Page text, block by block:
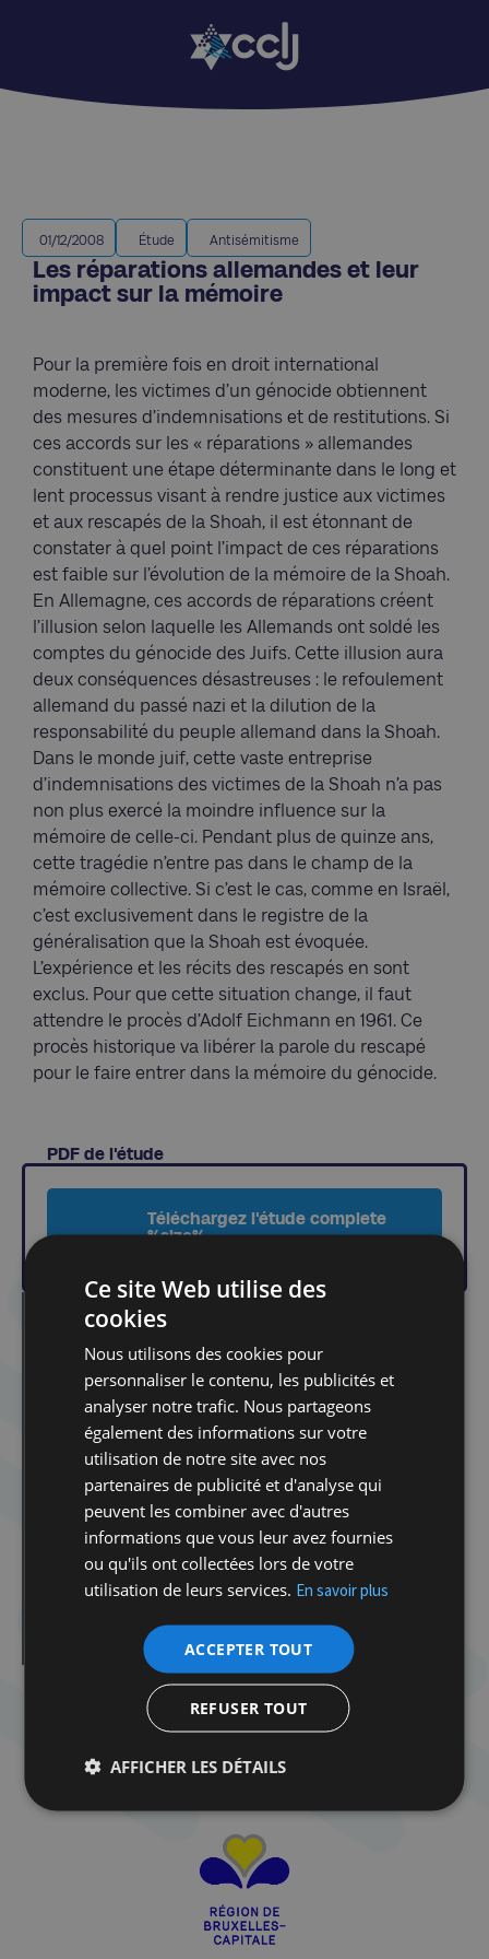
01/12/2008 Étude Antisémitisme
Les réparations allemandes et leur
impact sur la mémoire
Pour la première fois en droit international
moderne, les victimes d’un génocide obtiennent
des mesures d’indemnisations et de restitutions. Si
ces accords sur les « réparations » allemandes
constituent une étape déterminante dans le long et
lent processus visant à rendre justice aux victimes
et aux rescapés de la Shoah, il est étonnant de
constater à quel point l’impact de ces réparations
est faible sur l’évolution de la mémoire de la Shoah.
En Allemagne, ces accords de réparations créent
l’illusion selon laquelle les Allemands ont soldé les
comptes du génocide des Juifs. Cette illusion aura
deux conséquences désastreuses : le refoulement
allemand du passé nazi et la dilution de la
responsabilité du peuple allemand dans la Shoah.
Dans le monde juif, cette vaste entreprise
d’indemnisations des victimes de la Shoah n’a pas
non plus exercé la moindre influence sur la
mémoire de celle-ci. Pendant plus de quinze ans,
cette tragédie n’entre pas dans le champ de la
mémoire collective. Si c’est le cas, comme en Israël,
c’est exclusivement dans le registre de la
généralisation que la Shoah est évoquée.
L’expérience et les récits des rescapés en sont
exclus. Pour que cette situation change, il faut
attendre le procès d’Adolf Eichmann en 1961. Ce
procès historique va libérer la parole du rescapé
pour le faire entrer dans la mémoire du génocide.
PDF de l'étude
Téléchargez l'étude complete
%size%
Dans la même catégorie d'article :
abus d’autorité académique ?
Un an après le 7 octobre… Antisionisme,
antisémitisme, critique d’Israël : de quoi parlons-
nous ?
Neutralité, fonction publique et port des signes
convictionnels : balises pour le(s) débat(s)
Le retour de la race dans les nouveaux discours
antiracistes
Idéologies « indigénistes » : quelles incidences sur le
monde juif ?
Shoah (1941-1944)
Ce site Web utilise des
cookies
Nous utilisons des cookies pour
personnaliser le contenu, les publicités et
analyser notre trafic. Nous partageons
également des informations sur votre
utilisation de notre site avec nos
partenaires de publicité et d'analyse qui
peuvent les combiner avec d'autres
informations que vous leur avez fournies
ou qu'ils ont collectées lors de votre
utilisation de leurs services. En savoir plus
ACCEPTER TOUT
REFUSER TOUT
AFFICHER LES DÉTAILS